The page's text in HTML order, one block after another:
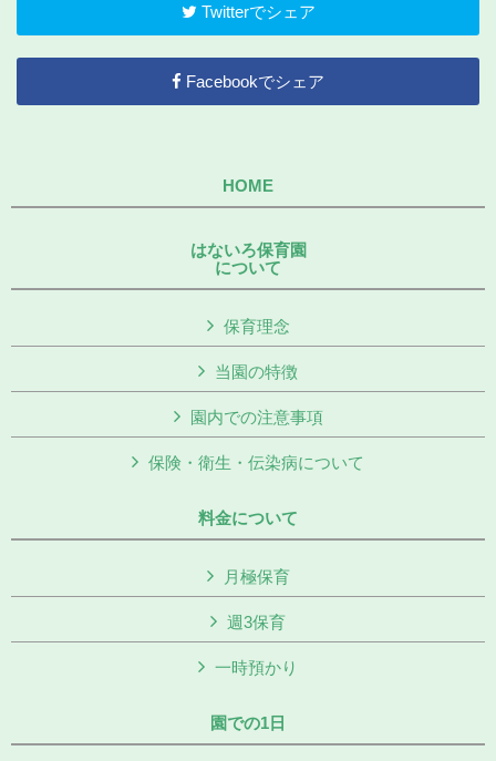
Twitterでシェア
Facebookでシェア
HOME
はないろ保育園
について
保育理念
当園の特徴
園内での注意事項
保険・衛生・伝染病について
料金について
月極保育
週3保育
一時預かり
園での1日